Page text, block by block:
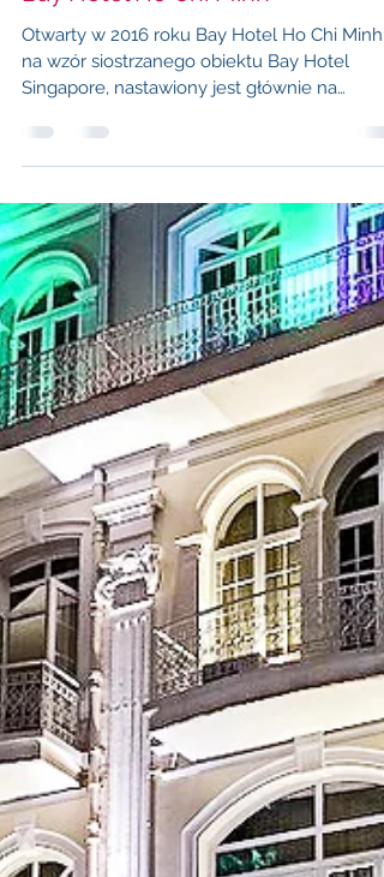
Bay Hotel Ho Chi Minh
Otwarty w 2016 roku Bay Hotel Ho Chi Minh
na wzór siostrzanego obiektu Bay Hotel
Singapore, nastawiony jest głównie na